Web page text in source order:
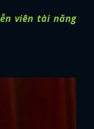
viên tài năng